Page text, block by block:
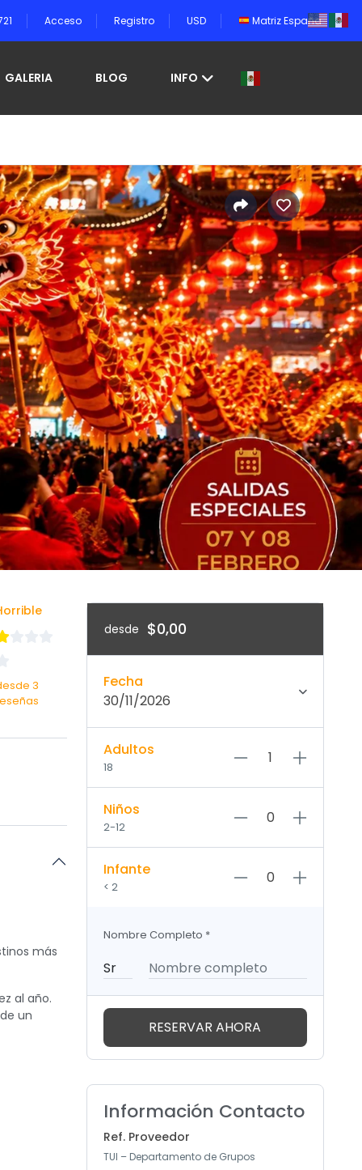
Acceso Registro USD Matriz España
GALERIA BLOG INFO
3
más
al año.
un
desde $0,00
Fecha
30/11/2026
Adultos
18
Niños
2-12
Infante
< 2
Nombre Completo *
RESERVAR AHORA
Información Contacto
Ref. Proveedor
TUI – Departamento de Grupos